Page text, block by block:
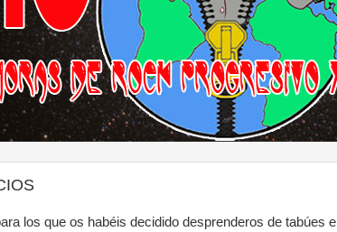
los que os habéis decidido desprenderos de tabúes e